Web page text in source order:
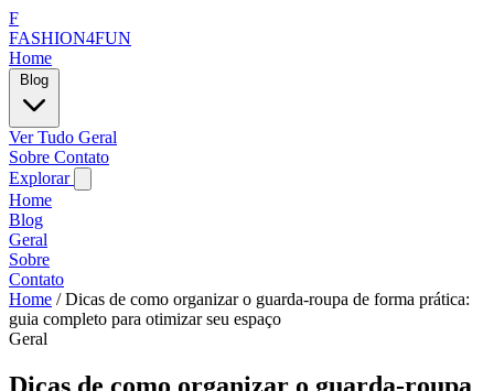
F
FASHION4FUN
Home
Ver Tudo Geral
Sobre Contato
Explorar
Home
Blog
Geral
Sobre
Contato
Home / Dicas de como organizar o guarda-roupa de forma prática:
guia completo para otimizar seu espaço
Geral